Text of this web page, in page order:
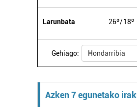
Larunbata 26º 18º
Gehiago: Hondarribia
Azken 7 egunetako